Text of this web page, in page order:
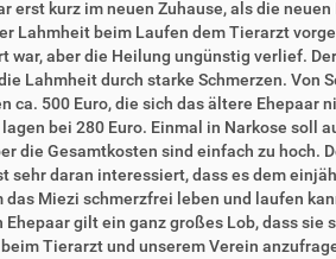
erst kurz im neuen Zuhause, als die
Lahmheit beim Laufen dem Tierarzt
war, aber die Heilung ungünstig verlief.
Lahmheit durch starke Schmerzen. Von
ca. 500 Euro, die sich das ältere Ehepaar
bei 280 Euro. Einmal in Narkose soll
die Gesamtkosten sind einfach zu hoch.
sehr daran interessiert, dass es dem
das Miezi schmerzfrei leben und laufen
Ehepaar gilt ein ganz großes Lob, dass
Tierarzt und unserem Verein